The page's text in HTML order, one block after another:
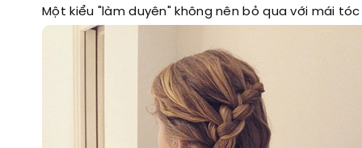
Một kiểu "làm duyên" không nên bỏ qua với mái